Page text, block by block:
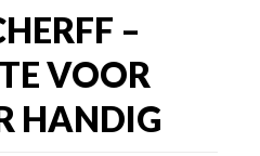
–
VOOR
HANDIG